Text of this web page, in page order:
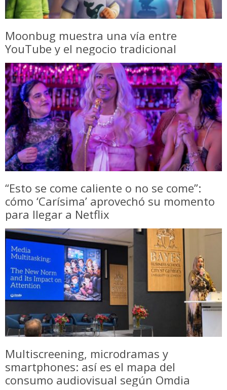
Moonbug muestra una vía entre
YouTube y el negocio tradicional
“Esto se come caliente o no se come”:
cómo ‘Carísima’ aprovechó su momento
para llegar a Netflix
Multiscreening, microdramas y
smartphones: así es el mapa del
consumo audiovisual según Omdia